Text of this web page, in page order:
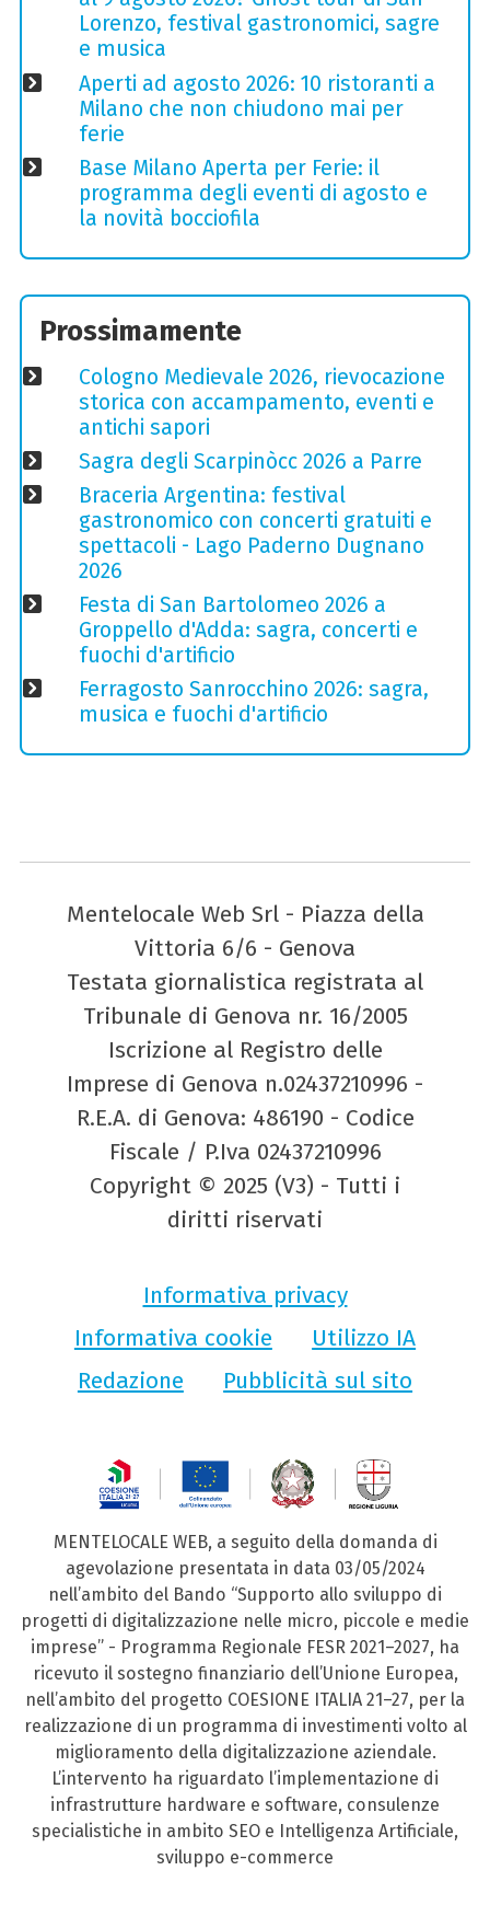
Lorenzo, festival gastronomici, sagre
e musica
Aperti ad agosto 2026: 10 ristoranti a
Milano che non chiudono mai per
ferie
Base Milano Aperta per Ferie: il
programma degli eventi di agosto e
la novità bocciofila
Prossimamente
Cologno Medievale 2026, rievocazione
storica con accampamento, eventi e
antichi sapori
Sagra degli Scarpinòcc 2026 a Parre
Braceria Argentina: festival
gastronomico con concerti gratuiti e
spettacoli - Lago Paderno Dugnano
2026
Festa di San Bartolomeo 2026 a
Groppello d'Adda: sagra, concerti e
fuochi d'artificio
Ferragosto Sanrocchino 2026: sagra,
musica e fuochi d'artificio
Mentelocale Web Srl - Piazza della
Vittoria 6/6 - Genova
Testata giornalistica registrata al
Tribunale di Genova nr. 16/2005
Iscrizione al Registro delle
Imprese di Genova n.02437210996 -
R.E.A. di Genova: 486190 - Codice
Fiscale / P.Iva 02437210996
Copyright © 2025 (V3) - Tutti i
diritti riservati
Informativa privacy
Informativa cookie
Utilizzo IA
Redazione
Pubblicità sul sito
MENTELOCALE WEB, a seguito della domanda di
agevolazione presentata in data 03/05/2024
nell’ambito del Bando “Supporto allo sviluppo di
progetti di digitalizzazione nelle micro, piccole e medie
imprese” - Programma Regionale FESR 2021–2027, ha
ricevuto il sostegno finanziario dell’Unione Europea,
nell’ambito del progetto COESIONE ITALIA 21–27, per la
realizzazione di un programma di investimenti volto al
miglioramento della digitalizzazione aziendale.
L’intervento ha riguardato l’implementazione di
infrastrutture hardware e software, consulenze
specialistiche in ambito SEO e Intelligenza Artificiale,
sviluppo e-commerce